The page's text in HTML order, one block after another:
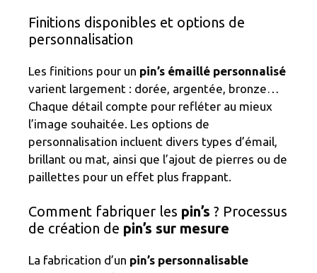
Finitions disponibles et options de
personnalisation
Les finitions pour un pin’s émaillé personnalisé
varient largement : dorée, argentée, bronze…
Chaque détail compte pour refléter au mieux
l’image souhaitée. Les options de
personnalisation incluent divers types d’émail,
brillant ou mat, ainsi que l’ajout de pierres ou de
paillettes pour un effet plus frappant.
Comment fabriquer les pin’s ? Processus
de création de pin’s sur mesure
La fabrication d’un pin’s personnalisable